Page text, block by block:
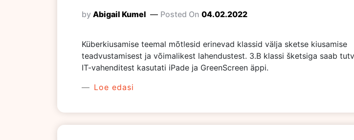
by Abigail Kumel Posted On 04.02.2022
Küberkiusamise teemal mõtlesid erinevad klassid välja sketse kiusamise
teadvustamisest ja võimalikest lahendustest. 3.B klassi šketsiga saab
IT-vahenditest kasutati iPade ja GreenScreen äppi.
Loe edasi